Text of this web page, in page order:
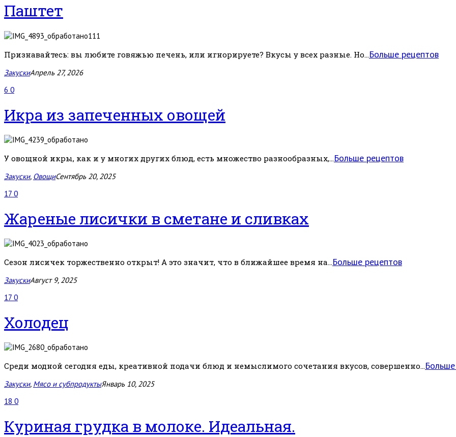
Паштет
Признавайтесь: вы любите говяжью печень, или игнорируете? Вкусы у всех разные. Но...Больше рецептов
ЗакускиАпрель 27, 2026
6 0
Икра из запеченных овощей
У овощной икры, как и у многих других блюд, есть множество разнообразных,...Больше рецептов
Закуски, ОвощиСентябрь 20, 2025
17 0
Жареные лисички в сметане и сливках
Сезон лисичек торжественно открыт! А это значит, что в ближайшее время на...Больше рецептов
ЗакускиАвгуст 9, 2025
17 0
Холодец
Среди модной сегодня еды, креативной подачи блюд и немыслимого сочетания вкусов, совершенно...
Закуски, Мясо и субпродуктыЯнварь 10, 2025
18 0
Куриная грудка в молоке. Идеальная.